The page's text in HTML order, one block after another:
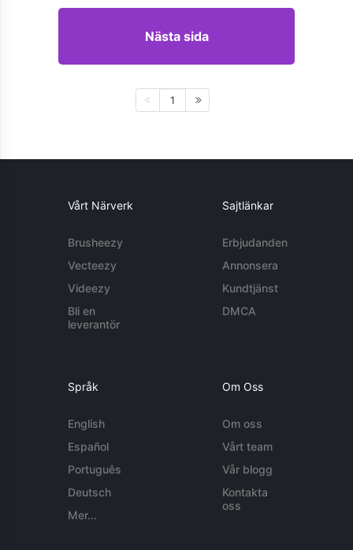
Nästa sida
1
Vårt Närverk
Brusheezy
Vecteezy
Videezy
Bli en
leverantör
Sajtlänkar
Erbjudanden
Annonsera
Kundtjänst
DMCA
Språk
English
Español
Português
Deutsch
Mer...
Om Oss
Om oss
Vårt team
Vår blogg
Kontakta
oss